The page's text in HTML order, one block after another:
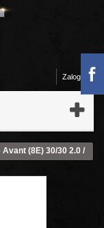
Zaloguj się
(8E) 30/30 2.0 /